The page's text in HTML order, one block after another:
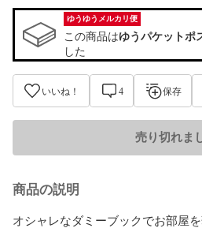
ゆうゆうメルカリ便
この商品はゆうパケットポ
した
いいね！ 4 保存
売り切れま
商品の説明
オシャレなダミーブックでお部屋